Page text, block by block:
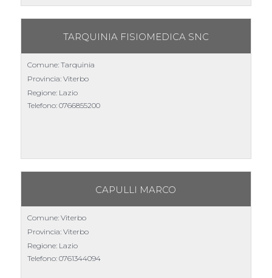
TARQUINIA FISIOMEDICA SNC
Comune: Tarquinia
Provincia: Viterbo
Regione: Lazio
Telefono: 0766855200
CAPULLI MARCO
Comune: Viterbo
Provincia: Viterbo
Regione: Lazio
Telefono: 0761344094